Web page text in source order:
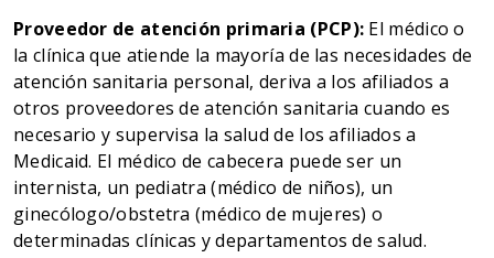
Proveedor de atención primaria (PCP): El médico o
la clínica que atiende la mayoría de las necesidades de
atención sanitaria personal, deriva a los afiliados a
otros proveedores de atención sanitaria cuando es
necesario y supervisa la salud de los afiliados a
Medicaid. El médico de cabecera puede ser un
internista, un pediatra (médico de niños), un
ginecólogo/obstetra (médico de mujeres) o
determinadas clínicas y departamentos de salud.